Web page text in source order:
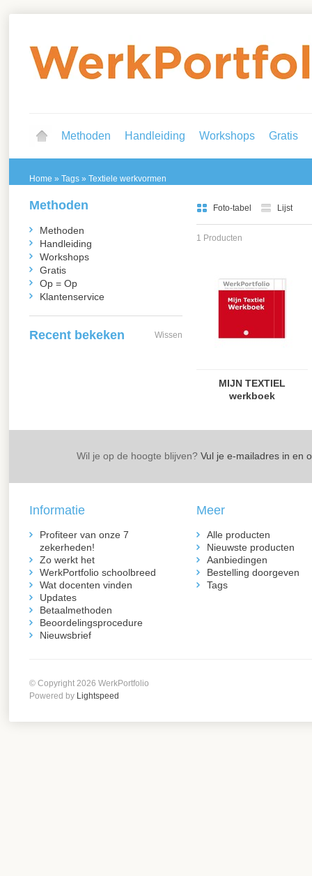
Methoden Handleiding Workshops Gratis
Home » Tags » Textiele werkvormen
Foto-tabel Lijst
1 Producten
MIJN TEXTIEL
werkboek
Methoden
Methoden
Handleiding
Workshops
Gratis
Op = Op
Klantenservice
Recent bekeken Wissen
Wil je op de hoogte blijven? Vul je e-mailadres in en
Informatie
Profiteer van onze 7
zekerheden!
Zo werkt het
WerkPortfolio schoolbreed
Wat docenten vinden
Updates
Betaalmethoden
Beoordelingsprocedure
Nieuwsbrief
Meer
Alle producten
Nieuwste producten
Aanbiedingen
Bestelling doorgeven
Tags
© Copyright 2026 WerkPortfolio
Powered by Lightspeed